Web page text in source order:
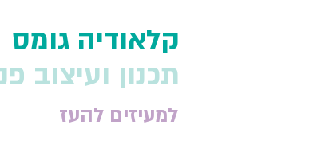
​קלאודיה גומס
תכנון ועיצוב
למעיזים להעז